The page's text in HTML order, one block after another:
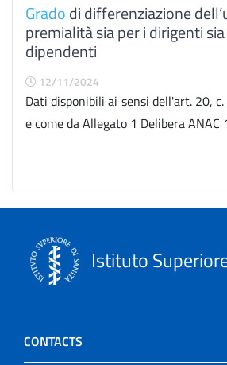
Gradodi differenziazione
premialità sia per i dirigenti
dipendenti
12/11/2024
Dati disponibili ai sensi dell'art. 20,
e come da Allegato 1 Delibera
Istituto
CONTACTS